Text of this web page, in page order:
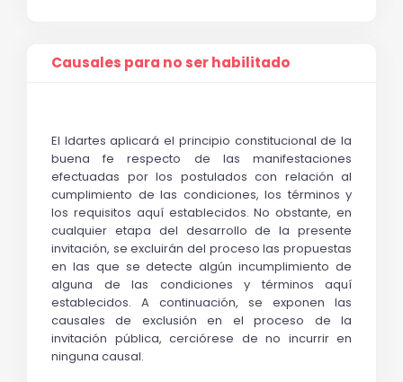
Causales para no ser habilitado
El Idartes aplicará el principio constitucional de la
buena fe respecto de las manifestaciones
efectuadas por los postulados con relación al
cumplimiento de las condiciones, los términos y
los requisitos aquí establecidos. No obstante, en
cualquier etapa del desarrollo de la presente
invitación, se excluirán del proceso las propuestas
en las que se detecte algún incumplimiento de
alguna de las condiciones y términos aquí
establecidos. A continuación, se exponen las
causales de exclusión en el proceso de la
invitación pública, cerciórese de no incurrir en
ninguna causal.